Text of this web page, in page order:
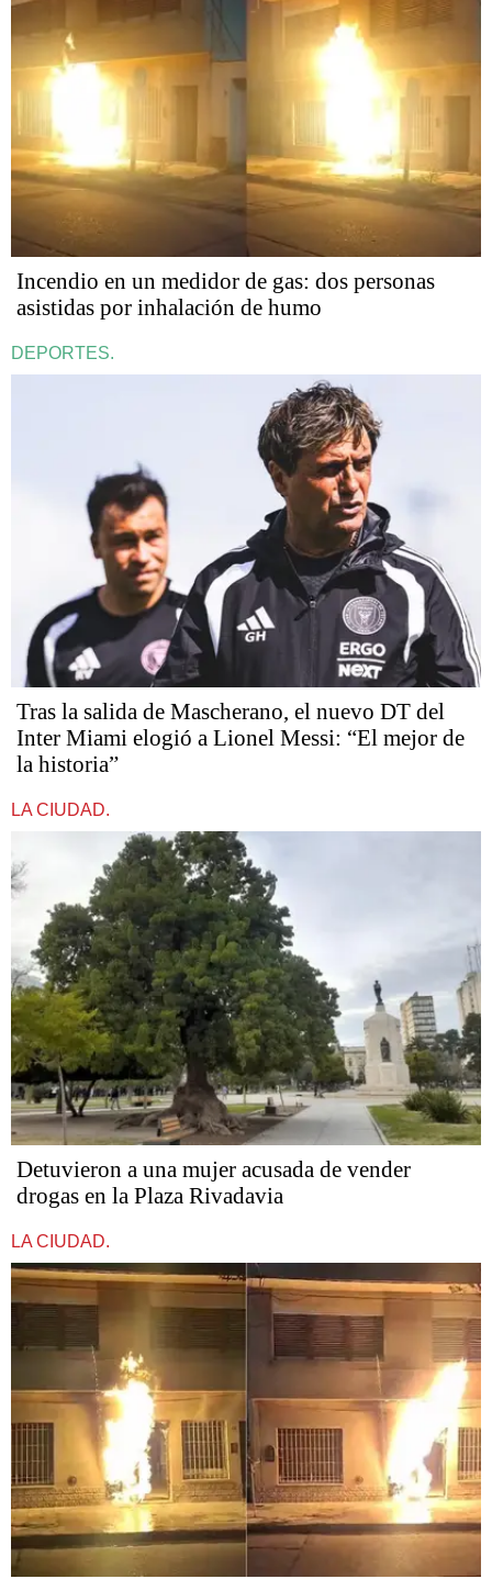
Incendio en un medidor de gas: dos personas
asistidas por inhalación de humo
DEPORTES.
Tras la salida de Mascherano, el nuevo DT del
Inter Miami elogió a Lionel Messi: “El mejor de
la historia”
LA CIUDAD.
Detuvieron a una mujer acusada de vender
drogas en la Plaza Rivadavia
LA CIUDAD.